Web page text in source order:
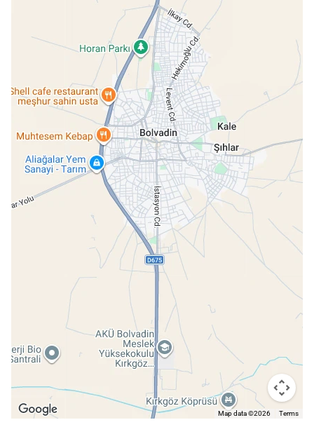
Map data ©2026 Terms